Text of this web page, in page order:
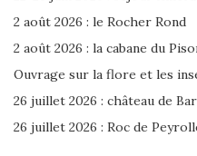
2 août 2026 : le Rocher Rond
2 août 2026 : la cabane du
Ouvrage sur la flore et les
26 juillet 2026 : château de
26 juillet 2026 : Roc de